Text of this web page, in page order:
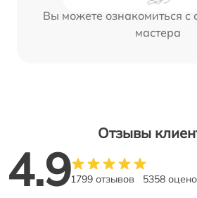
Вы можете ознакомиться с
мастера
Отзывы
4.91799 отзывов 5358